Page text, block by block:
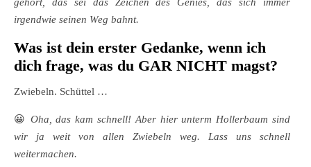
gehört, das sei das Zeichen des Genies, das sich immer
irgendwie seinen Weg bahnt.
Was ist dein erster Gedanke, wenn ich
dich frage, was du GAR NICHT magst?
Zwiebeln. Schüttel …
😀 Oha, das kam schnell! Aber hier unterm Hollerbaum sind
wir ja weit von allen Zwiebeln weg. Lass uns schnell
weitermachen.